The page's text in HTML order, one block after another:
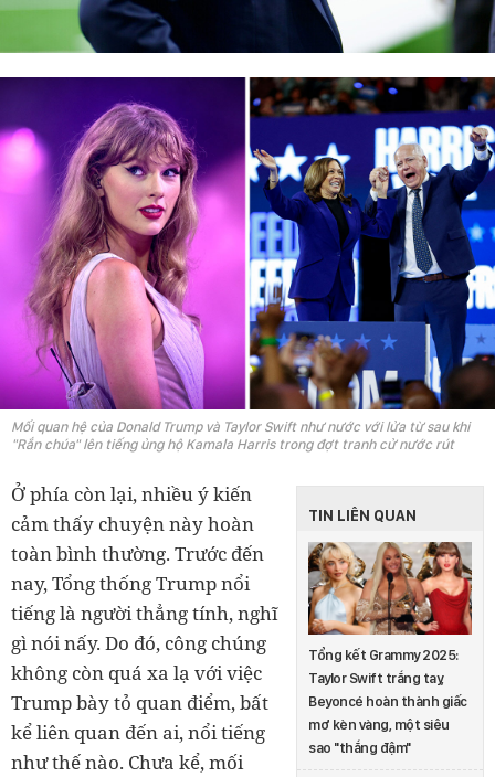
Mối quan hệ của Donald Trump và Taylor Swift như nước với lửa từ sau khi
"Rắn chúa" lên tiếng ủng hộ Kamala Harris trong đợt tranh cử nước rút
TIN LIÊN QUAN
Tổng kết Grammy 2025:
Taylor Swift trắng tay,
Beyoncé hoàn thành giấc
mơ kèn vàng, một siêu
sao "thắng đậm"
Ở phía còn lại, nhiều ý kiến
cảm thấy chuyện này hoàn
toàn bình thường. Trước đến
nay, Tổng thống Trump nổi
tiếng là người thẳng tính, nghĩ
gì nói nấy. Do đó, công chúng
không còn quá xa lạ với việc
Trump bày tỏ quan điểm, bất
kể liên quan đến ai, nổi tiếng
như thế nào. Chưa kể, mối